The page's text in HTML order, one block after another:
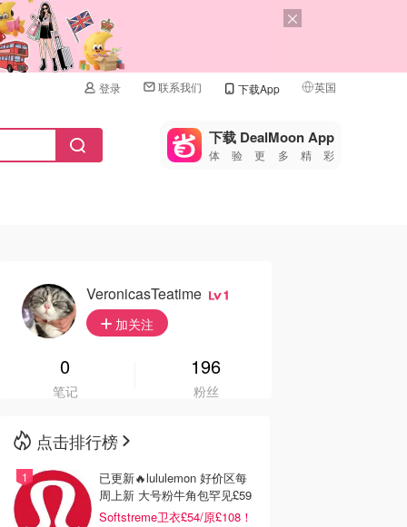
登录 联系我们 下载App 英国
🇺🇸
🇨🇳 中国
🇩🇪
🇮🇹
🇦🇺
下载 DealMoon App
体验更多精彩
VeronicasTeatime 1
加关注
0
笔记
196
粉丝
点击排行榜
已更新🔥lululemon 好价区每
周上新 大号粉牛角包罕见£59
Softstreme卫衣£54/原£108！